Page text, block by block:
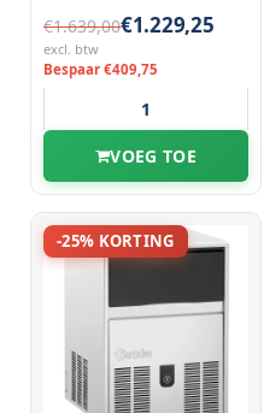
€1.639,00€1.229,25
excl. btw
Bespaar €409,75
VOEG TOE
-25% KORTING